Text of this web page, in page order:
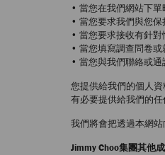
• 當您在我們網站下單
• 當您要求我們與您保
• 當您要求接收有針對
• 當您填寫調查問卷
• 當您與我們聯絡或
您提供給我們的個人
有必要提供給我們的任
我們將會把透過本網
Jimmy Choo集團其他